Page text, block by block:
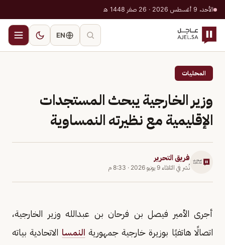
الأحد، 9 أغسطس 2026 · 26 صفر 1448 هـ
EN
المحليات
وزير الخارجية يبحث المستجدات
الإقليمية مع نظيرته النمساوية
فريق التحرير
نُشر في الثلاثاء 9 يونيو 2026 · 8:33 م
أجرى الأمير فيصل بن فرحان بن عبدالله وزير الخارجية،
اتصالًا هاتفيًا بوزيرة خارجية جمهورية النمسا الاتحادية بياته